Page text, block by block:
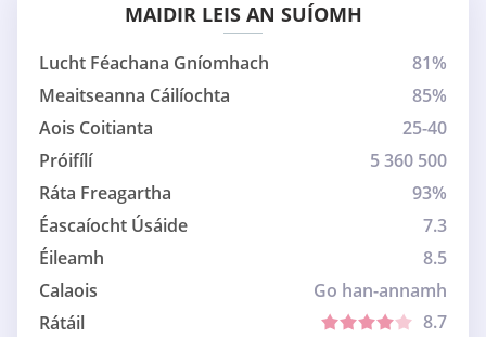
MAIDIR LEIS AN SUÍOMH
Lucht Féachana Gníomhach
81%
Meaitseanna Cáilíochta
85%
Aois Coitianta
25-40
Próifílí
5 360 500
Ráta Freagartha
93%
Éascaíocht Úsáide
7.3
Éileamh
8.5
Calaois
Go han-annamh
Rátáil
8.7